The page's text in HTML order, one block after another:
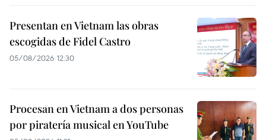
Presentan en Vietnam las obras
escogidas de Fidel Castro
05/08/2026 12:30
Procesan en Vietnam a dos personas
por piratería musical en YouTube